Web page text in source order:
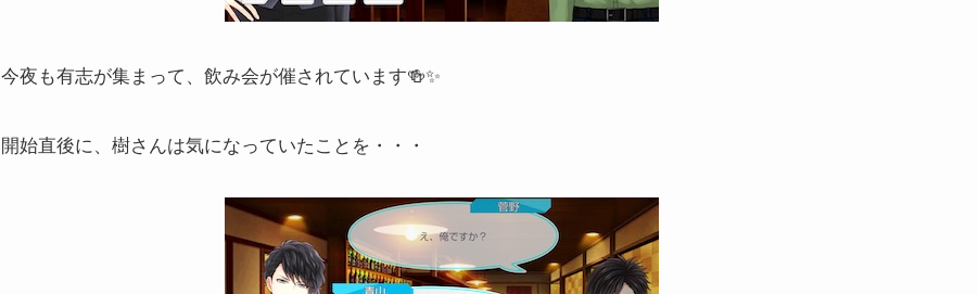
今夜も有志が集まって、飲み会が催されています🍻✨
開始直後に、樹さんは気になっていたことを・・・